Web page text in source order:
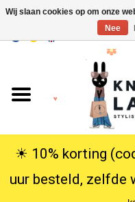
USD
Knuffels
Poppen
☀︎ 10% korting
uur besteld, zelfde
Wij slaan cookies op om onze
Nee